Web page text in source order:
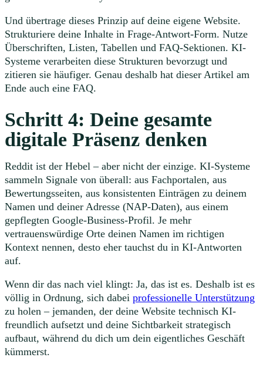
Und übertrage dieses Prinzip auf deine eigene Website.
Strukturiere deine Inhalte in Frage-Antwort-Form. Nutze
Überschriften, Listen, Tabellen und FAQ-Sektionen. KI-
Systeme verarbeiten diese Strukturen bevorzugt und
zitieren sie häufiger. Genau deshalb hat dieser Artikel am
Ende auch eine FAQ.
Schritt 4: Deine gesamte
digitale Präsenz denken
Reddit ist der Hebel – aber nicht der einzige. KI-Systeme
sammeln Signale von überall: aus Fachportalen, aus
Bewertungsseiten, aus konsistenten Einträgen zu deinem
Namen und deiner Adresse (NAP-Daten), aus einem
gepflegten Google-Business-Profil. Je mehr
vertrauenswürdige Orte deinen Namen im richtigen
Kontext nennen, desto eher tauchst du in KI-Antworten
auf.
Wenn dir das nach viel klingt: Ja, das ist es. Deshalb ist es
völlig in Ordnung, sich dabei professionelle Unterstützung
zu holen – jemanden, der deine Website technisch KI-
freundlich aufsetzt und deine Sichtbarkeit strategisch
aufbaut, während du dich um dein eigentliches Geschäft
kümmerst.